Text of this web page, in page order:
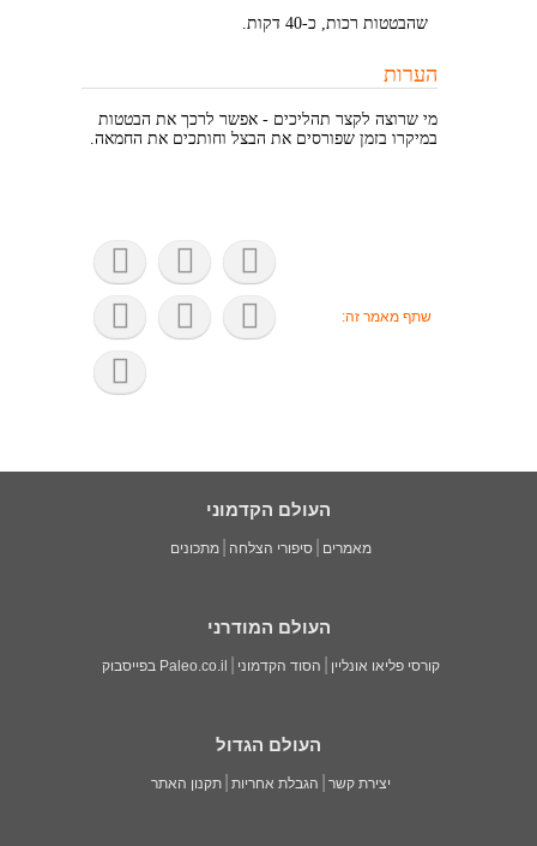
שהבטטות רכות, כ-40 דקות.
הערות
מי שרוצה לקצר תהליכים - אפשר לרכך את הבטטות
במיקרו בזמן שפורסים את הבצל וחותכים את החמאה.
שתף מאמר זה:
העולם הקדמוני
מאמרים סיפורי הצלחה מתכונים
העולם המודרני
קורסי פליאו אונליין הסוד הקדמוני Paleo.co.il בפייסבוק
העולם הגדול
יצירת קשר הגבלת אחריות תקנון האתר